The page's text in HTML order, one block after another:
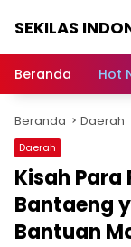
SEKILAS
Terkini,
Latest
World,
Headlines,
News
Today
Beranda Hot
Beranda Daerah
Daerah
Kisah Para
Bantaeng
Bantuan